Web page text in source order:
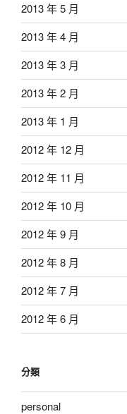
2013 年 5 月
2013 年 4 月
2013 年 3 月
2013 年 2 月
2013 年 1 月
2012 年 12 月
2012 年 11 月
2012 年 10 月
2012 年 9 月
2012 年 8 月
2012 年 7 月
2012 年 6 月
分類
personal